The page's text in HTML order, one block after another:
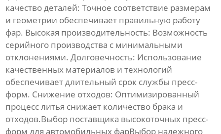
качество деталей: Точное соответствие размерам
и геометрии обеспечивает правильную работу
фар. Высокая производительность: Возможность
серийного производства с минимальными
отклонениями.Долговечность: Использование
качественных материалов и технологий
обеспечивает длительный срок службы пресс-
форм. Снижение отходов: Оптимизированный
процесс литья снижает количество брака и
отходов.Выбор поставщика высокоточных пресс-
форм для автомобильных фарВыбор надежного